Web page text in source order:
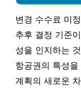
변경 수수료 미
추후 결정 기준
성을 인지하는
항공권의 특성
계획의 새로운